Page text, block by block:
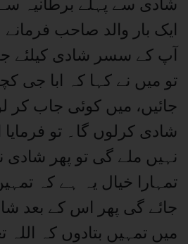
شادی سے پہلے برطانیہ
ایک بار والد صاحب
آپ کے سسر شادی کیلئے
تو میں نے کہا کہ ابا جی
جائیں، میں کوئی جاب کر
شادی کرلوں گا۔ تو فرمایا
نہیں ملے گی تو پھر شادی
تمہارا خیال یہ ہے کہ
جائے گی پھر اس کے بعد
میں تمہیں بتادوں کہ